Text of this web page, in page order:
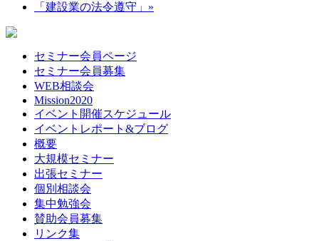
「建設業の法令遵守」 »
セミナー会員ページ
セミナー会員募集
WEB相談会
Mission2020
イベント開催スケジュール
イベントレポート&ブログ
概要
大規模セミナー
出張セミナー
個別相談会
集中勉強会
賛助会員募集
リンク集